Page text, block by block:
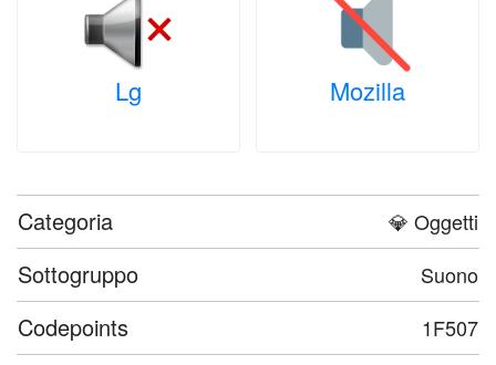
Lg Mozilla
Categoria 💎 Oggetti
Sottogruppo Suono
Codepoints 1F507